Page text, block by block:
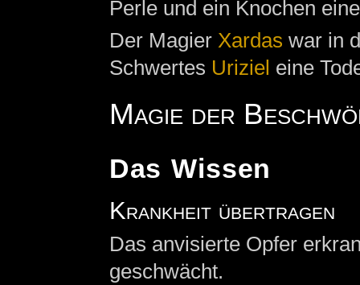
Perle und ein Knochen
Der Magier Xardas war in
Schwertes Uriziel eine
Magie der
Das Wissen
Krankheit übertragen
Das anvisierte Opfer
geschwächt.